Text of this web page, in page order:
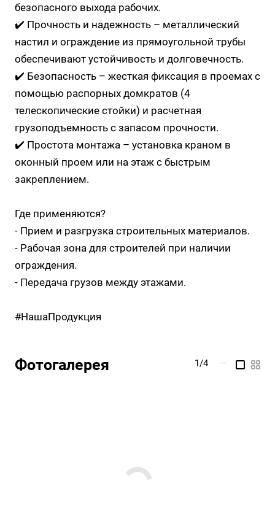
безопасного выхода рабочих.
✔️ Прочность и надежность – металлический
настил и ограждение из прямоугольной трубы
обеспечивают устойчивость и долговечность.
✔️ Безопасность – жесткая фиксация в проемах с
помощью распорных домкратов (4
телескопические стойки) и расчетная
грузоподъемность с запасом прочности.
✔️ Простота монтажа – установка краном в
оконный проем или на этаж с быстрым
закреплением.
Где применяются?
- Прием и разгрузка строительных материалов.
- Рабочая зона для строителей при наличии
ограждения.
- Передача грузов между этажами.
#НашаПродукция
Фотогалерея 1/4 —